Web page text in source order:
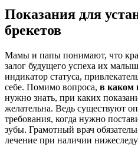
Показания для
брекетов
Мамы и папы понимают, что
залог будущего успеха их
индикатор статуса,
себе. Помимо вопроса, в каком
нужно знать, при каких
желательна. Ведь существуют
требования, когда нужно
зубы. Грамотный врач
лечение при наличии